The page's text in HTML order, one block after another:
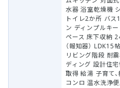
水器 浴室乾燥機
トイレ2か所 バ
ン ディンプルキ
ペース 床下収納
（報知器）
リビング階段 耐
ディング 設計住
取得 給湯 子育て
コンロ 温水洗浄